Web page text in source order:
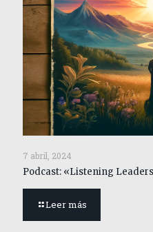
7 abril, 2024
Podcast: «Listening
Leer más